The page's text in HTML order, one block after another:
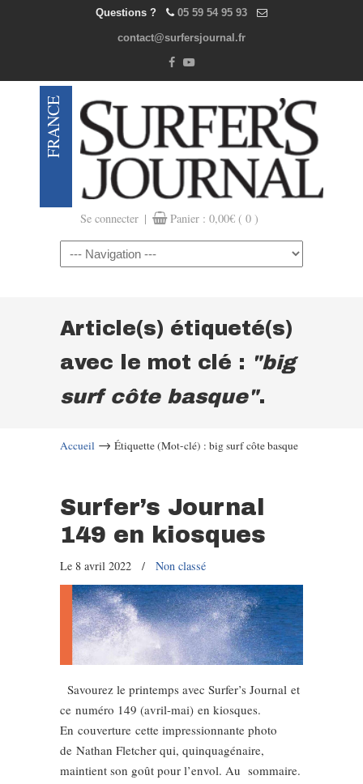
Questions ? 05 59 54 95 93
contact@surfersjournal.fr
Se connecter | Panier : 0,00€ ( 0 )
Navigation
Article(s) étiqueté(s)
avec le mot clé : "big
surf côte basque".
Accueil → Étiquette (Mot-clé) : big surf côte basque
Surfer’s Journal
149 en kiosques
Le 8 avril 2022 / Non classé
Savourez le printemps avec Surfer’s Journal et
ce numéro 149 (avril-mai) en kiosques.
En couverture cette impressionnante photo
de Nathan Fletcher qui, quinquagénaire,
maintient son goût pour l’envol. Au sommaire.